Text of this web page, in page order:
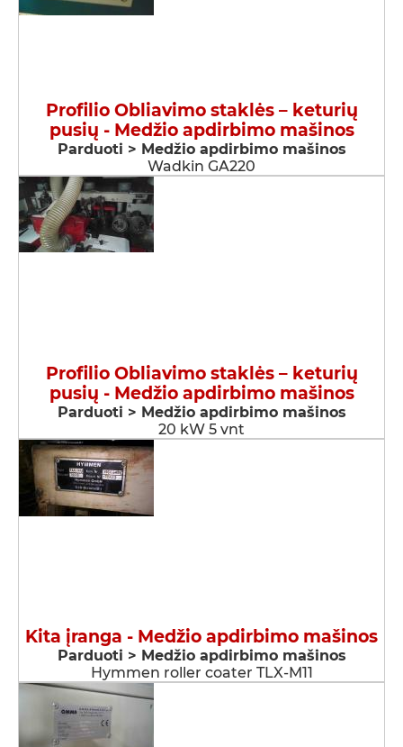
Profilio Obliavimo staklės – keturių
pusių - Medžio apdirbimo mašinos
Parduoti > Medžio apdirbimo mašinos
Wadkin GA220
Profilio Obliavimo staklės – keturių
pusių - Medžio apdirbimo mašinos
Parduoti > Medžio apdirbimo mašinos
20 kW 5 vnt
Kita įranga - Medžio apdirbimo mašinos
Parduoti > Medžio apdirbimo mašinos
Hymmen roller coater TLX-M11